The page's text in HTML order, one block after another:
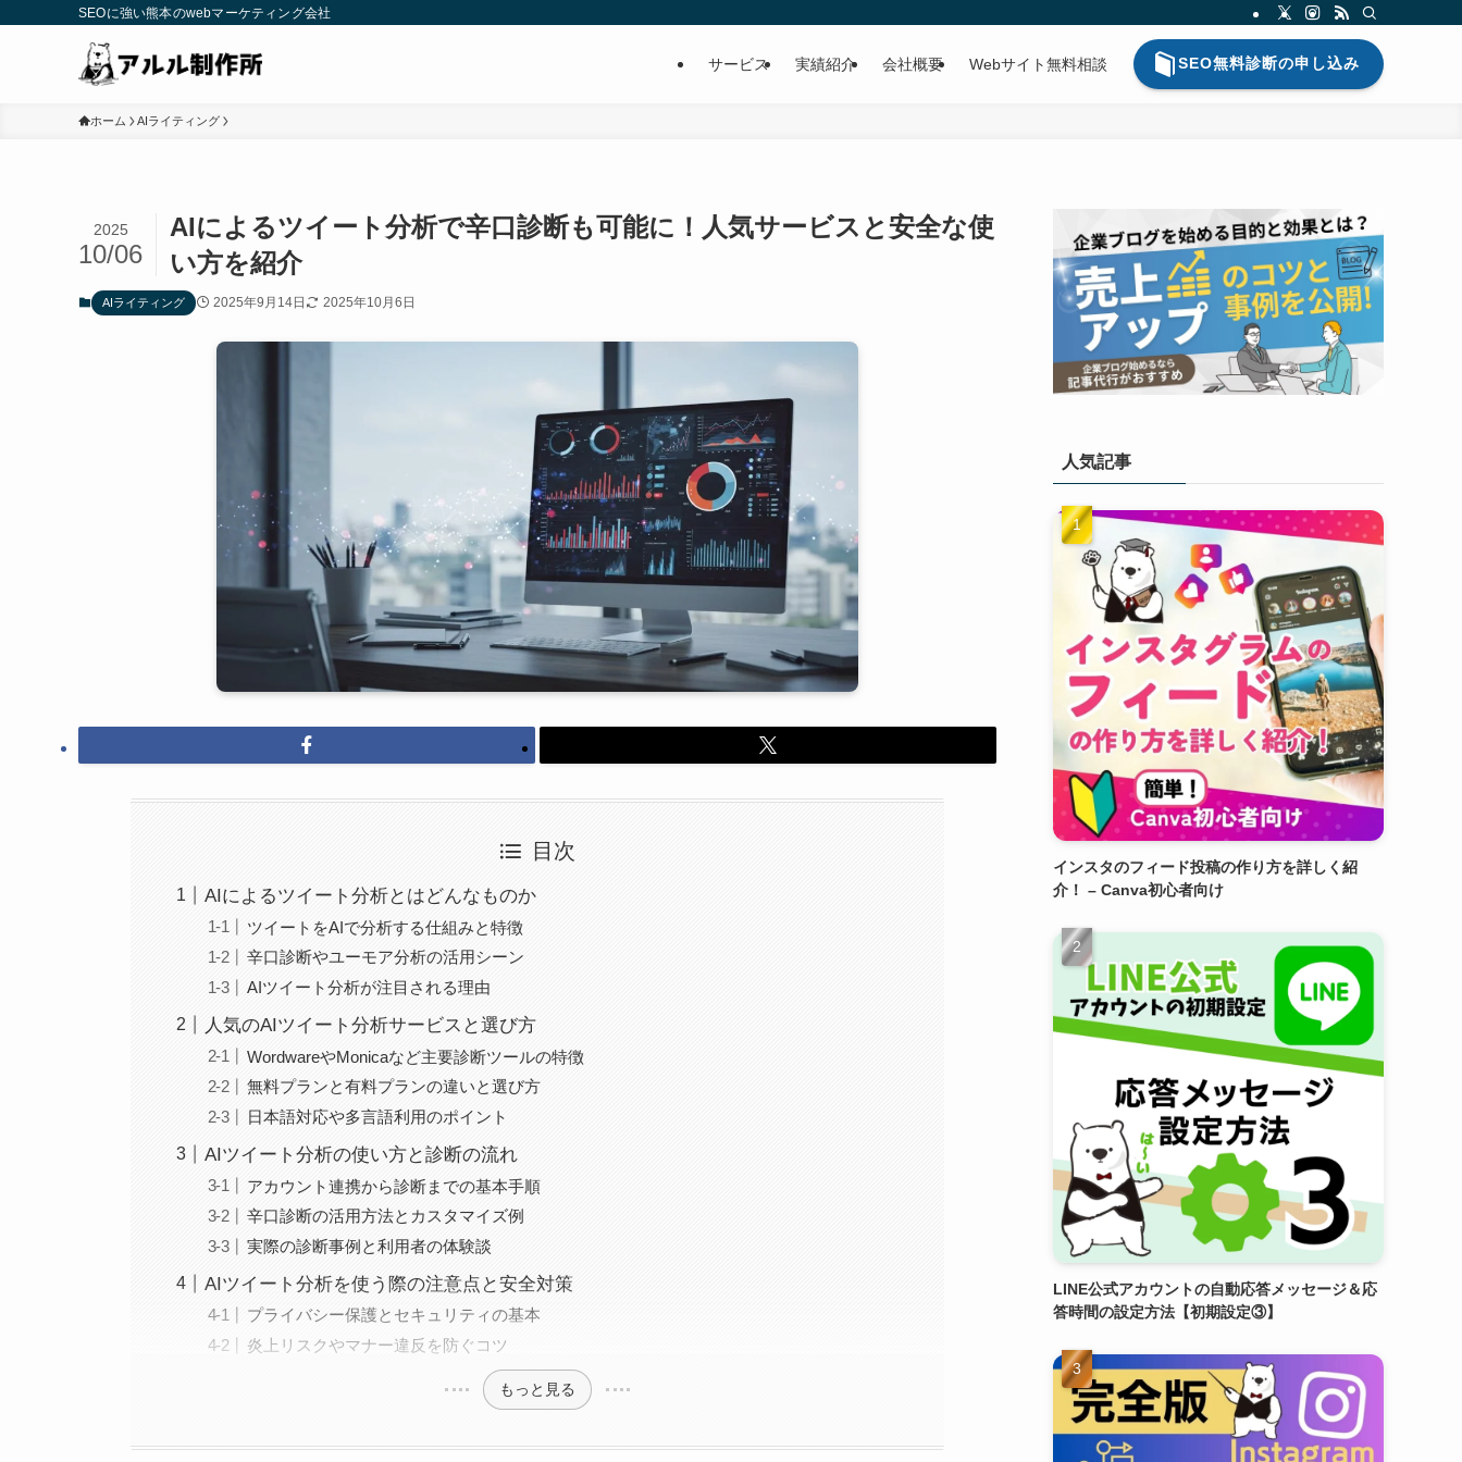
SEOに強い熊本のwebマーケティング会社
サービス 実績紹介 会社概要 Webサイト無料相談 SEO無料診断の申し込み
ホーム AIライティング
AIによるツイート分析で辛口診断も可能に！人気サービスと安全な使
い方を紹介
2025
10/06
AIライティング 2025年9月14日 2025年10月6日
目次
AIによるツイート分析とはどんなものか
ツイートをAIで分析する仕組みと特徴
辛口診断やユーモア分析の活用シーン
AIツイート分析が注目される理由
人気のAIツイート分析サービスと選び方
WordwareやMonicaなど主要診断ツールの特徴
無料プランと有料プランの違いと選び方
日本語対応や多言語利用のポイント
AIツイート分析の使い方と診断の流れ
アカウント連携から診断までの基本手順
辛口診断の活用方法とカスタマイズ例
実際の診断事例と利用者の体験談
AIツイート分析を使う際の注意点と安全対策
プライバシー保護とセキュリティの基本
炎上リスクやマナー違反を防ぐコツ
もっと見る
人気記事
インスタのフィード投稿の作り方を詳しく紹
介！ – Canva初心者向け
LINE公式アカウントの自動応答メッセージ＆応
答時間の設定方法【初期設定③】